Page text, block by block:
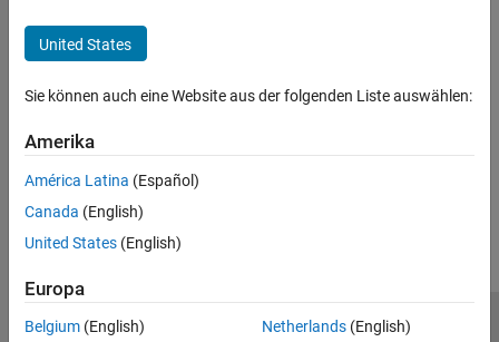
United States
Sie können auch eine Website aus der folgenden Liste auswählen:
Amerika
América Latina (Español)
Canada (English)
United States (English)
Europa
Belgium (English)
Netherlands(English)
Trust Center
Datenschutz-Richtlinien